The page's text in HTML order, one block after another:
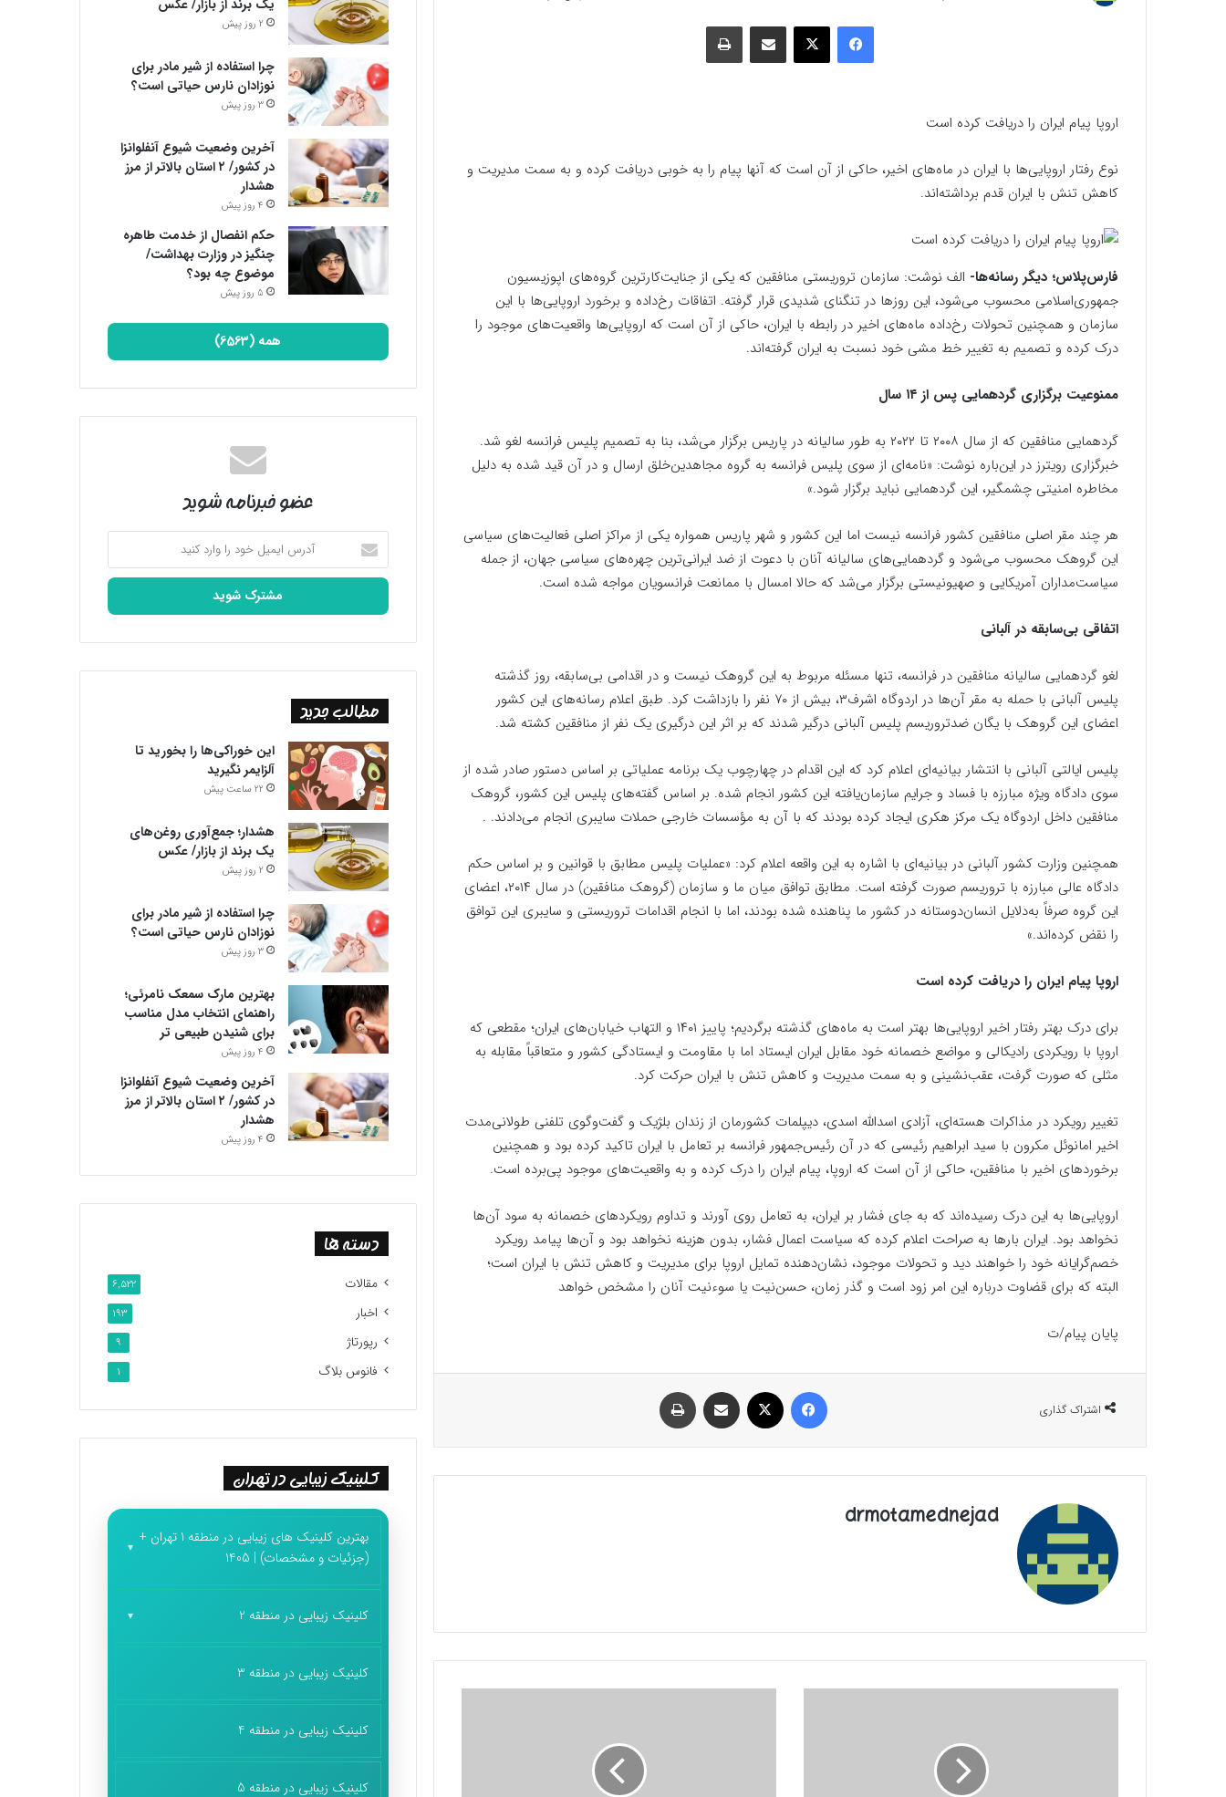
فیسبوک ایکس اشتراک گذاری با ایمیل چاپ
اروپا پیام ایران را دریافت کرده است
نوع رفتار اروپایی‌ها با ایران در ماه‌های اخیر، حاکی از آن است که آنها پیام را به خوبی دریافت کرده و به سمت مدیریت و
کاهش تنش با ایران قدم برداشته‌اند.
فارس‌پلاس؛ دیگر رسانه‌ها- الف نوشت: سازمان تروریستی منافقین که یکی از جنایت‌کار‌ترین گروه‌های اپوزیسیون
جمهوری‌اسلامی محسوب می‌شود، این روزها در تنگنای شدیدی قرار گرفته. اتفاقات رخ‌داده و برخورد اروپایی‌ها با این
سازمان و همچنین تحولات رخ‌داده ماه‌های اخیر در رابطه با ایران، حاکی از آن است که اروپایی‌ها واقعیت‌های موجود را
درک کرده و تصمیم به تغییر خط مشی خود نسبت به ایران گرفته‌اند.
ممنوعیت برگزاری گردهمایی پس از ۱۴ سال
گردهمایی منافقین که از سال ۲۰۰۸ تا ۲۰۲۲ به طور سالیانه در پاریس برگزار می‌شد، بنا به تصمیم پلیس فرانسه لغو شد.
خبرگزاری رویترز در این‌باره نوشت:‌ «نامه‌ای از سوی پلیس فرانسه به گروه مجاهدین‌خلق ارسال و در آن قید شده به دلیل
مخاطره امنیتی چشمگیر، این گردهمایی نباید برگزار شود.»
هر چند مقر اصلی منافقین کشور فرانسه نیست اما این کشور و شهر پاریس همواره یکی از مراکز اصلی فعالیت‌های سیاسی
این گروهک محسوب می‌شود و گردهمایی‌های سالیانه آنان با دعوت از ضد ایرانی‌ترین چهره‌های سیاسی جهان، از جمله
سیاست‌مداران آمریکایی و صهیونیستی برگزار می‌شد که حالا امسال با ممانعت فرانسویان مواجه شده است.
اتفاقی بی‌سابقه در آلبانی
لغو گردهمایی سالیانه منافقین در فرانسه، تنها مسئله مربوط به این گروهک نیست و در اقدامی بی‌سابقه، روز گذشته
پلیس آلبانی با حمله به مقر آن‌ها در اردوگاه اشرف۳، بیش از ۷۰ نفر را بازداشت کرد. طبق اعلام رسانه‌های این کشور
اعضای این گروهک با یگان ضدتروریسم پلیس آلبانی درگیر شدند که بر اثر این درگیری یک نفر از منافقین کشته شد.
پلیس ایالتی آلبانی با انتشار بیانیه‌ای اعلام کرد که این اقدام در چهارچوب یک برنامه عملیاتی بر اساس دستور صادر شده از
سوی دادگاه ویژه مبارزه با فساد و جرایم سازمان‌یافته این کشور انجام شده. بر اساس گفته‌های پلیس این کشور، گروهک
منافقین داخل اردوگاه یک مرکز هکری ایجاد کرده بودند که با آن به مؤسسات خارجی حملات سایبری انجام می‌دادند. .
همچنین وزارت کشور آلبانی در بیانیه‌ای با اشاره به این واقعه اعلام کرد: «عملیات پلیس مطابق با قوانین و بر اساس حکم
دادگاه عالی مبارزه با تروریسم صورت گرفته است. مطابق توافق میان ما و سازمان (گروهک منافقین) در سال ۲۰۱۴، اعضای
این گروه صرفاً به‌دلایل انسان‌دوستانه در کشور ما پناهنده شده بودند، اما با انجام اقدامات تروریستی و سایبری این توافق
را نقض کرده‌اند.»
اروپا پیام ایران را دریافت کرده است
برای درک بهتر رفتار اخیر اروپایی‌ها بهتر است به ماه‌های گذشته برگردیم؛ پاییز ۱۴۰۱ و التهاب خیابان‌های ایران؛ مقطعی که
اروپا با رویکردی رادیکالی و مواضع خصمانه خود مقابل ایران ایستاد اما با مقاومت و ایستادگی کشور و متعاقباً مقابله به
مثلی که صورت گرفت، عقب‌نشینی و به سمت مدیریت و کاهش تنش با ایران حرکت کرد.
تغییر رویکرد در مذاکرات هسته‌ای، آزادی اسدالله اسدی، دیپلمات کشورمان از زندان بلژیک و گفت‌وگوی تلفنی طولانی‌مدت
اخیر امانوئل مکرون با سید ابراهیم رئیسی که در آن رئیس‌جمهور فرانسه بر تعامل با ایران تاکید کرده بود و همچنین
برخوردهای اخیر با منافقین، حاکی از آن است که اروپا، پیام ایران را درک کرده و به واقعیت‌های موجود پی‌برده است.
اروپایی‌ها به این درک رسیده‌اند که به جای فشار بر ایران، به تعامل روی آورند و تداوم رویکردهای خصمانه به سود آن‌ها
نخواهد بود. ایران بارها به صراحت اعلام کرده که سیاست اعمال فشار، بدون هزینه نخواهد بود و آن‌ها پیامد رویکرد
خصم‌گرایانه خود را خواهند دید و تحولات موجود، نشان‌دهنده تمایل اروپا برای مدیریت و کاهش تنش با ایران است؛
البته که برای قضاوت درباره این امر زود است و گذر زمان، حسن‌نیت یا سوءنیت آنان را مشخص خواهد
پایان پیام/ت
اشتراک گذاری
فیسبوک ایکس اشتراک گذاری با ایمیل
drmotamednejad
یک برند از بازار/ عکس
2 روز پیش
چرا استفاده از شیر مادر برای
نوزادان نارس حیاتی است؟
3 روز پیش
آخرین وضعیت شیوع آنفلوانزا
در کشور/ ۲ استان بالاتر از مرز
هشدار
4 روز پیش
حکم انفصال از خدمت طاهره
چنگیز در وزارت بهداشت/
موضوع چه بود؟
5 روز پیش
همه (6563)
عضو خبرنامه شوید
آدرس
ایمیل
خود
وارد
مطالب جدید
این خوراکی‌ها را بخورید تا
آلزایمر نگیرید
22 ساعت پیش
هشدار؛ جمع‌آوری روغن‌های
یک برند از بازار/ عکس
2 روز پیش
چرا استفاده از شیر مادر برای
نوزادان نارس حیاتی است؟
3 روز پیش
بهترین مارک سمعک نامرئی؛
راهنمای انتخاب مدل مناسب
برای شنیدن طبیعی تر
4 روز پیش
آخرین وضعیت شیوع آنفلوانزا
در کشور/ ۲ استان بالاتر از مرز
هشدار
4 روز پیش
دسته ها
مقالات 6,522
اخبار 193
رپورتاژ 9
فانوس بلاگ 1
کلینیک زیبایی در تهران
بهترین کلینیک های زیبایی در منطقه 1 تهران +
(جزئیات و مشخصات) | 1405
کلینیک زیبایی در منطقه 2
کلینیک زیبایی در منطقه 3
کلینیک زیبایی در منطقه 4
کلینیک زیبایی در منطقه 5